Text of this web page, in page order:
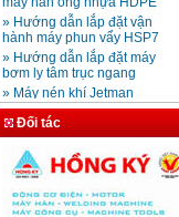
tông D20-D350
Giá:330000VND
Máy khoan bàn
600mm Hồng Ký
KD600 (250W)
Máy hàn que Hồng
ký Jet SR200R
» Hướng dẫn lắp đặt vận
hành máy phun vẩy HSP7
» Hướng dẫn lắp đặt máy
bơm ly tâm trục ngang
» Máy nén khí Jetman
» HDSD Máy Hàn Ống Nhựa
HDPE quay tay thủy lực
» Đại lý bán Máy hàn
DONSUN Thượng Hải
» Máy khoan rút lõi cầm tay
» Hình thức thanh toán tại
Đối tác